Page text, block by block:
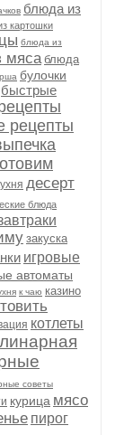
блюда из
картошки
блюда из
мяса блюда
булочки
быстрые
рецепты
десерт
блюда
закуска
игровые
автоматы
к чаю казино
котлеты
советы
курица мясо
пирог